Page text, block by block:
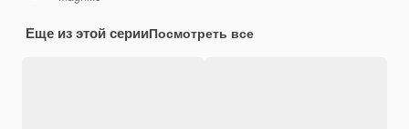
Еще из этой серииПосмотреть все